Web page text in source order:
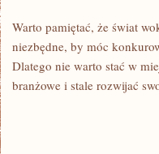
Warto pamiętać, że świat
niezbędne, by móc
Dlatego nie warto stać w
branżowe⁢ i stale rozwijać